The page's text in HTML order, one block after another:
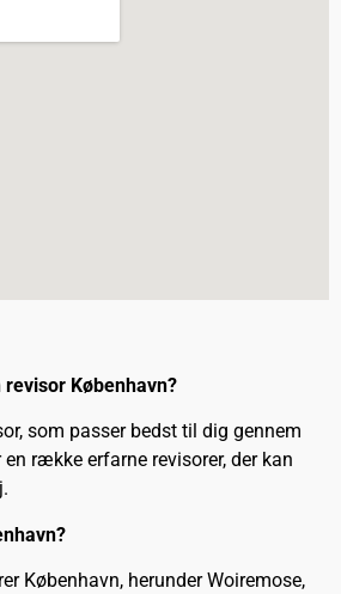
København?
som passer bedst til dig gennem
en række erfarne revisorer, der kan
København, herunder Woiremose,